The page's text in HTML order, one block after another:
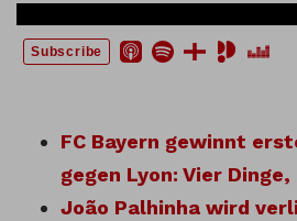
FC Bayern gewinnt
gegen Lyon: Vier
João Palhinha wird